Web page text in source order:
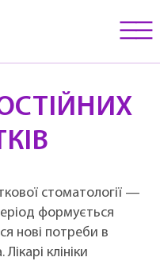
__
__
стоматології —
формується
нові потреби в
клініки